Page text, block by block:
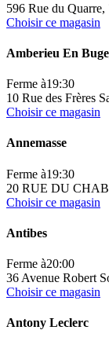
596 Rue du
Choisir ce magasin
Amberieu En
Ferme à19:30
10 Rue des Frères
Choisir ce magasin
Annemasse
Ferme à19:30
20 RUE DU
Choisir ce magasin
Antibes
Ferme à20:00
36 Avenue Robert
Choisir ce magasin
Antony Leclerc